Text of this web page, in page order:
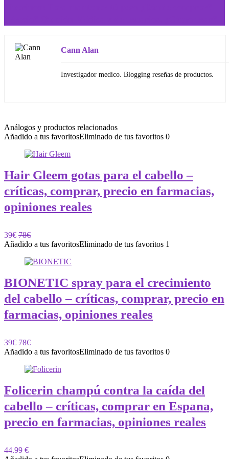
Cann Alan
Investigador medico. Blogging reseñas de productos.
Análogos y productos relacionados
Añadido a tus favoritosEliminado de tus favoritos 0
Hair Gleem gotas para el cabello –
críticas, comprar, precio en farmacias,
opiniones reales
39€ 78€
Añadido a tus favoritosEliminado de tus favoritos 1
BIONETIC spray para el crecimiento
del cabello – críticas, comprar, precio en
farmacias, opiniones reales
39€ 78€
Añadido a tus favoritosEliminado de tus favoritos 0
Folicerin champú contra la caída del
cabello – críticas, comprar en Espana,
precio en farmacias, opiniones reales
44.99 €